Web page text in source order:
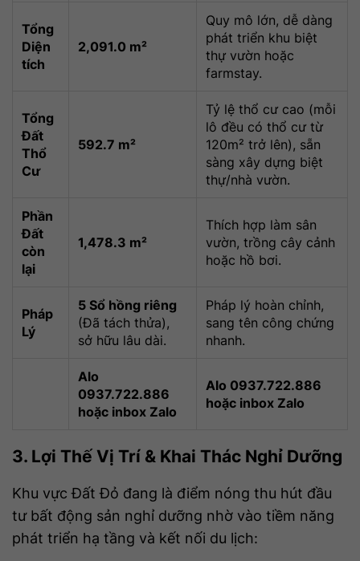
Tổng
Diện
tích
2,091.0 m²
Quy mô lớn, dễ dàng
phát triển khu biệt
thự vườn hoặc
farmstay.
Tổng
Đất
Thổ
Cư
592.7 m²
Tỷ lệ thổ cư cao (mỗi
lô đều có thổ cư từ
120m² trở lên), sẵn
sàng xây dựng biệt
thự/nhà vườn.
Phần
Đất
còn
lại
1,478.3 m²
Thích hợp làm sân
vườn, trồng cây cảnh
hoặc hồ bơi.
Pháp
Lý
5 Sổ hồng riêng
(Đã tách thửa),
sở hữu lâu dài.
Pháp lý hoàn chỉnh,
sang tên công chứng
nhanh.
Alo
0937.722.886
hoặc inbox Zalo
Alo 0937.722.886
hoặc inbox Zalo
3. Lợi Thế Vị Trí & Khai Thác Nghỉ Dưỡng
Khu vực Đất Đỏ đang là điểm nóng thu hút đầu
tư bất động sản nghỉ dưỡng nhờ vào tiềm năng
phát triển hạ tầng và kết nối du lịch: